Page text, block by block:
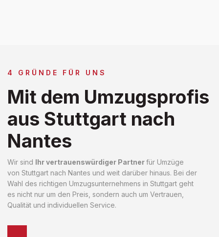
4 GRÜNDE FÜR UNS
Mit dem Umzugsprofis
aus Stuttgart nach
Nantes
Wir sind Ihr vertrauenswürdiger Partnerfür Umzüge
von Stuttgart nach Nantes und weit darüber hinaus. Bei der
Wahl des richtigen Umzugsunternehmens in Stuttgart geht
es nicht nur um den Preis, sondern auch um Vertrauen,
Qualität und individuellen Service.